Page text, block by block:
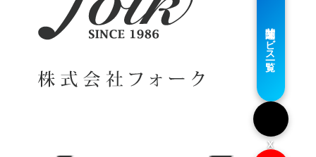
関連サービス一覧
X